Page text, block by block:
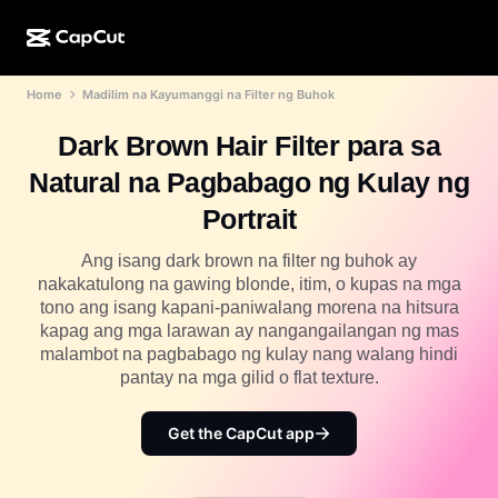
CapCut Mobile
Dreamina AI
Pippit AI
AI na Disenyo
AI video generator
Generator ng AI na larawan
AI na pampaganda ng larawan
Dreamina Seedance 2.5
Nano Banana Pro
Mga AI tool
Video editor at generator
Image editor at generator
Voice generator at editor
Higit pa
Mga sitwasyon ng paggamit
Mga pang-holiday na template
Mga template ng kalendaryo
Mga template para sa anibersaryo
Mga template ng mga effect
Komunidad
Mga Affiliate
Pioneer Program
Creative Partner Program
CapCut Creative Campus
Home Madilim na Kayumanggi na Filter ng Buhok
Dark Brown Hair Filter para sa
Natural na Pagbabago ng Kulay ng
Portrait
Ang isang dark brown na filter ng buhok ay
nakakatulong na gawing blonde, itim, o kupas na mga
tono ang isang kapani-paniwalang morena na hitsura
kapag ang mga larawan ay nangangailangan ng mas
malambot na pagbabago ng kulay nang walang hindi
pantay na mga gilid o flat texture.
Get the CapCut app